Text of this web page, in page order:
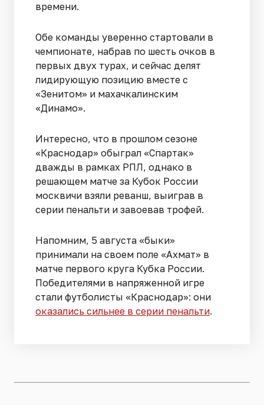
времени.
Обе команды уверенно стартовали в
чемпионате, набрав по шесть очков в
первых двух турах, и сейчас делят
лидирующую позицию вместе с
«Зенитом» и махачкалинским
«Динамо».
Интересно, что в прошлом сезоне
«Краснодар» обыграл «Спартак»
дважды в рамках РПЛ, однако в
решающем матче за Кубок России
москвичи взяли реванш, выиграв в
серии пенальти и завоевав трофей.
Напомним, 5 августа «быки»
принимали на своем поле «Ахмат» в
матче первого круга Кубка России.
Победителями в напряженной игре
стали футболисты «Краснодар»: они
оказались сильнее в серии пенальти.